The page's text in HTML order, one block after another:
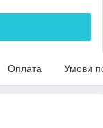
Оплата Умови